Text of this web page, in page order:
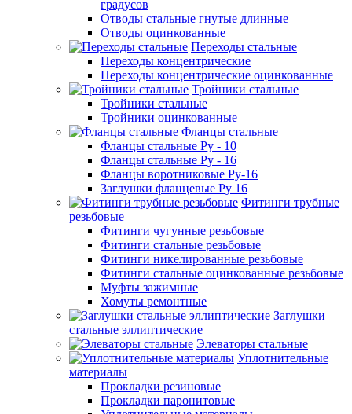
градусов
Отводы стальные гнутые длинные
Отводы оцинкованные
Переходы стальные
Переходы концентрические
Переходы концентрические оцинкованные
Тройники стальные
Тройники стальные
Тройники оцинкованные
Фланцы стальные
Фланцы стальные Ру - 10
Фланцы стальные Ру - 16
Фланцы воротниковые Ру-16
Заглушки фланцевые Ру 16
Фитинги трубные
резьбовые
Фитинги чугунные резьбовые
Фитинги стальные резьбовые
Фитинги никелированные резьбовые
Фитинги стальные оцинкованные резьбовые
Муфты зажимные
Хомуты ремонтные
Заглушки
стальные эллиптические
Элеваторы стальные
Уплотнительные
материалы
Прокладки резиновые
Прокладки паронитовые